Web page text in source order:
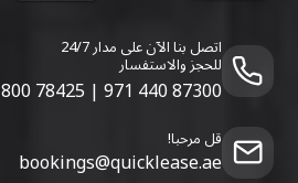
اتصل بنا الآن على مدار 24/7
للحجز والاستفسار
800 78425 | 971 440 87300
قل مرحبا!
bookings@quicklease.ae